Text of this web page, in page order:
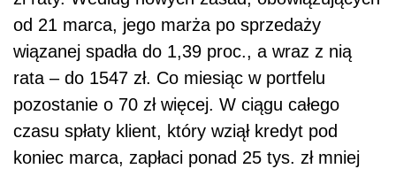
od 21 marca, jego marża po sprzedaży
wiązanej spadła do 1,39 proc., a wraz z nią
rata – do 1547 zł. Co miesiąc w portfelu
pozostanie o 70 zł więcej. W ciągu całego
czasu spłaty klient, który wziął kredyt pod
koniec marca, zapłaci ponad 25 tys. zł mniej